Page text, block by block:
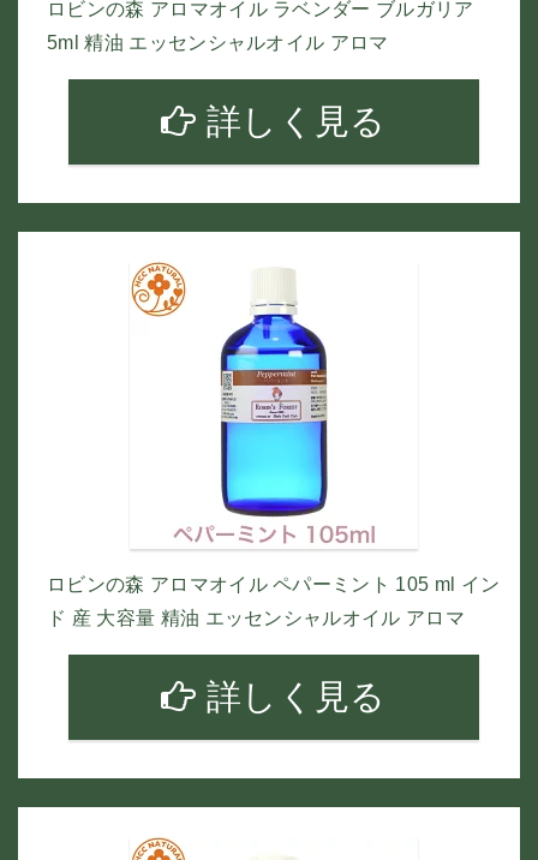
ロビンの森 アロマオイル ラベンダー ブルガリア
5ml 精油 エッセンシャルオイル アロマ
詳しく見る
ロビンの森 アロマオイル ペパーミント 105 ml イン
ド 産 大容量 精油 エッセンシャルオイル アロマ
詳しく見る